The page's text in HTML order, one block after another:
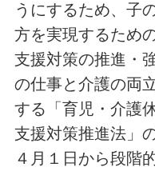
うにするため、子
方を実現するため
支援対策の推進・
の仕事と介護の両
する「育児・介護
支援対策推進法」
４月１日から段階